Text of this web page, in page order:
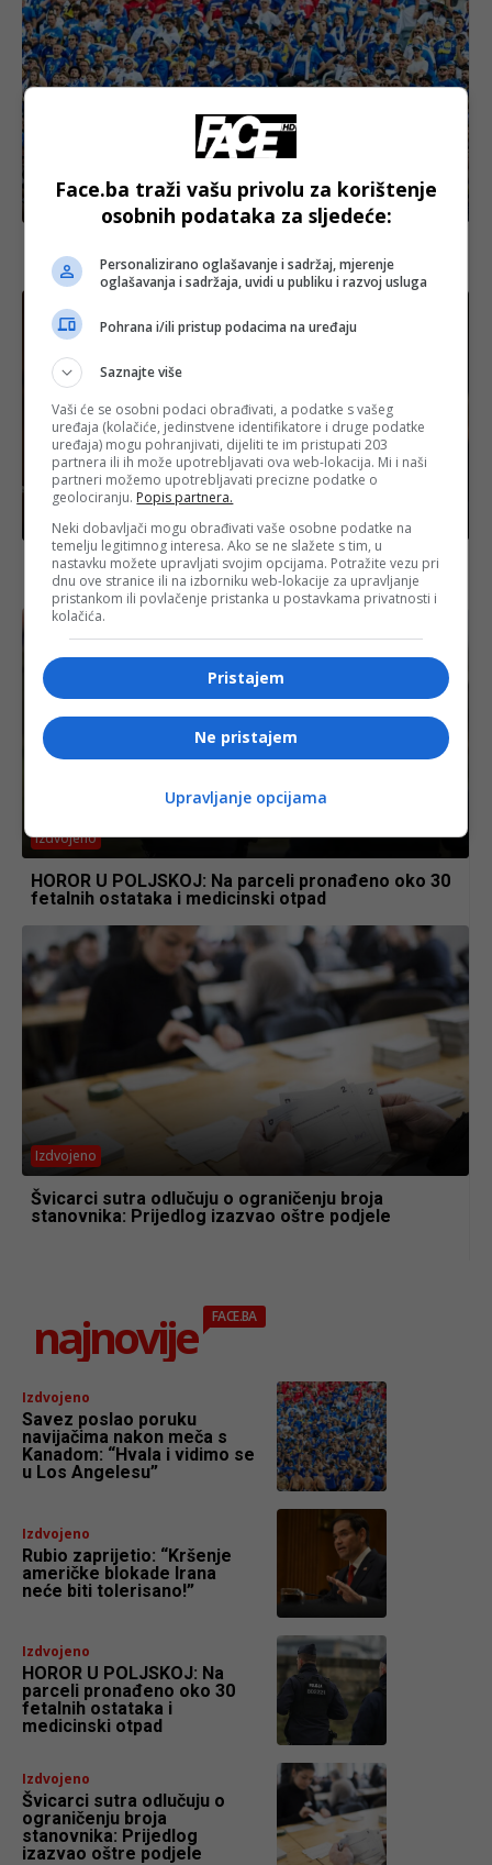
Izdvojeno
Kanadom: “Hvala i vidimo se u Los Angelesu”
Izdvojeno
Rubio zaprijetio: “Kršenje američke blokade Irana
neće biti tolerisano!”
Izdvojeno
HOROR U POLJSKOJ: Na parceli pronađeno oko 30
fetalnih ostataka i medicinski otpad
Izdvojeno
Švicarci sutra odlučuju o ograničenju broja
stanovnika: Prijedlog izazvao oštre podjele
najnovije FACE.BA
Izdvojeno
Savez poslao poruku
navijačima nakon meča s
Kanadom: “Hvala i vidimo se
u Los Angelesu”
Izdvojeno
Rubio zaprijetio: “Kršenje
američke blokade Irana
neće biti tolerisano!”
Izdvojeno
HOROR U POLJSKOJ: Na
parceli pronađeno oko 30
fetalnih ostataka i
medicinski otpad
Izdvojeno
Švicarci sutra odlučuju o
ograničenju broja
stanovnika: Prijedlog
izazvao oštre podjele
Face.ba traži vašu privolu za korištenje
osobnih podataka za sljedeće:
Personalizirano oglašavanje i sadržaj, mjerenje
oglašavanja i sadržaja, uvidi u publiku i razvoj usluga
Pohrana i/ili pristup podacima na uređaju
Saznajte više
Vaši će se osobni podaci obrađivati, a podatke s vašeg
uređaja (kolačiće, jedinstvene identifikatore i druge podatke
uređaja) mogu pohranjivati, dijeliti te im pristupati 203
partnera ili ih može upotrebljavati ova web-lokacija. Mi i naši
partneri možemo upotrebljavati precizne podatke o
geolociranju. Popis partnera.
Neki dobavljači mogu obrađivati vaše osobne podatke na
temelju legitimnog interesa. Ako se ne slažete s tim, u
nastavku možete upravljati svojim opcijama. Potražite vezu pri
dnu ove stranice ili na izborniku web-lokacije za upravljanje
pristankom ili povlačenje pristanka u postavkama privatnosti i
kolačića.
Pristajem
Ne pristajem
Upravljanje opcijama